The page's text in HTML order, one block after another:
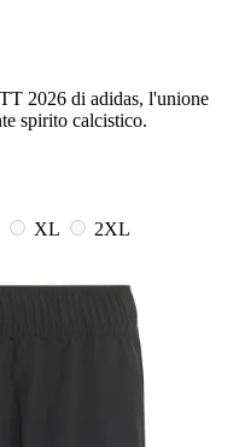
2026 di adidas, l'unione
spirito calcistico.
XL
2XL